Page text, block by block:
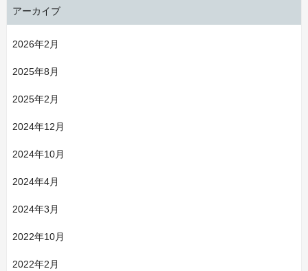
アーカイブ
2026年2月
2025年8月
2025年2月
2024年12月
2024年10月
2024年4月
2024年3月
2022年10月
2022年2月